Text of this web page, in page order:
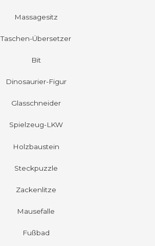
Massagesitz
Taschen-Übersetzer
Bit
Dinosaurier-Figur
Glasschneider
Spielzeug-LKW
Holzbaustein
Steckpuzzle
Zackenlitze
Mausefalle
Fußbad